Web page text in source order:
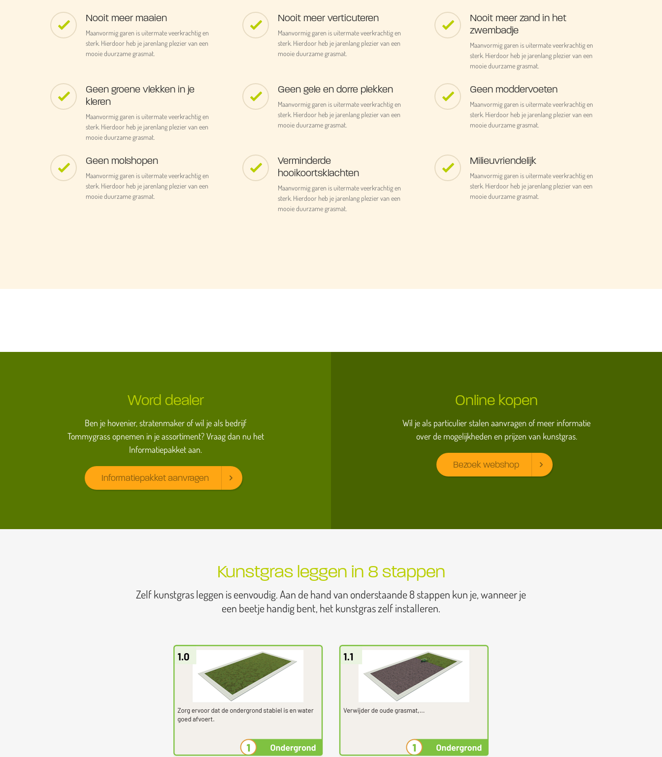
Nooit meer maaien
Maanvormig garen is uitermate veerkrachtig en
sterk. Hierdoor heb je jarenlang plezier van een
mooie duurzame grasmat.
Nooit meer verticuteren
Maanvormig garen is uitermate veerkrachtig en
sterk. Hierdoor heb je jarenlang plezier van een
mooie duurzame grasmat.
Nooit meer zand in het
zwembadje
Maanvormig garen is uitermate veerkrachtig en
sterk. Hierdoor heb je jarenlang plezier van een
mooie duurzame grasmat.
Geen groene vlekken in je
kleren
Maanvormig garen is uitermate veerkrachtig en
sterk. Hierdoor heb je jarenlang plezier van een
mooie duurzame grasmat.
Geen gele en dorre plekken
Maanvormig garen is uitermate veerkrachtig en
sterk. Hierdoor heb je jarenlang plezier van een
mooie duurzame grasmat.
Geen moddervoeten
Maanvormig garen is uitermate veerkrachtig en
sterk. Hierdoor heb je jarenlang plezier van een
mooie duurzame grasmat.
Geen molshopen
Maanvormig garen is uitermate veerkrachtig en
sterk. Hierdoor heb je jarenlang plezier van een
mooie duurzame grasmat.
Verminderde
hooikoortsklachten
Maanvormig garen is uitermate veerkrachtig en
sterk. Hierdoor heb je jarenlang plezier van een
mooie duurzame grasmat.
Milieuvriendelijk
Maanvormig garen is uitermate veerkrachtig en
sterk. Hierdoor heb je jarenlang plezier van een
mooie duurzame grasmat.
Word dealer
Ben je hovenier, stratenmaker of wil je als bedrijf
Tommygrass opnemen in je assortiment? Vraag dan nu het
Informatiepakket aan.
Informatiepakket aanvragen
Online kopen
Wil je als particulier stalen aanvragen of meer informatie
over de mogelijkheden en prijzen van kunstgras.
Bezoek webshop
Kunstgras leggen in 8 stappen
Zelf kunstgras leggen is eenvoudig. Aan de hand van onderstaande 8 stappen kun je, wanneer je
een beetje handig bent, het kunstgras zelf installeren.